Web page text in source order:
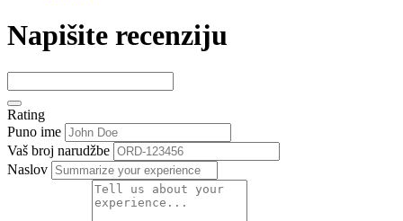
Napišite recenziju
Rating
Puno ime
Vaš broj narudžbe
Naslov